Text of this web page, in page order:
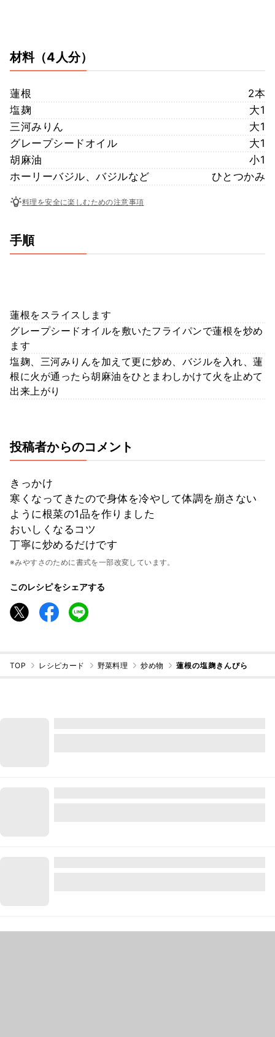
材料（4人分）
蓮根
2本
塩麹
大1
三河みりん
大1
グレープシードオイル
大1
胡麻油
小1
ホーリーバジル、バジルなど
ひとつかみ
料理を安全に楽しむための注意事項
手順
蓮根をスライスします
グレープシードオイルを敷いたフライパンで蓮根を炒め
ます
塩麹、三河みりんを加えて更に炒め、バジルを入れ、蓮
根に火が通ったら胡麻油をひとまわしかけて火を止めて
出来上がり
投稿者からのコメント
きっかけ
寒くなってきたので身体を冷やして体調を崩さない
ように根菜の1品を作りました
おいしくなるコツ
丁寧に炒めるだけです
※みやすさのために書式を一部改変しています。
このレシピをシェアする
TOP レシピカード 野菜料理 炒め物 蓮根の塩麹きんぴら